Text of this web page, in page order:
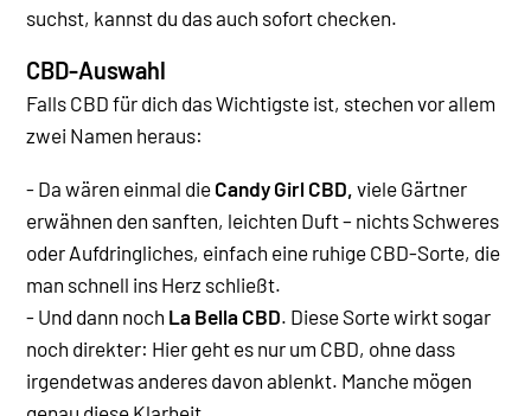
suchst, kannst du das auch sofort checken.
CBD-Auswahl
Falls CBD für dich das Wichtigste ist, stechen vor allem
zwei Namen heraus:
- Da wären einmal die Candy Girl CBD, viele Gärtner
erwähnen den sanften, leichten Duft – nichts Schweres
oder Aufdringliches, einfach eine ruhige CBD-Sorte, die
man schnell ins Herz schließt.
- Und dann noch La Bella CBD. Diese Sorte wirkt sogar
noch direkter: Hier geht es nur um CBD, ohne dass
irgendetwas anderes davon ablenkt. Manche mögen